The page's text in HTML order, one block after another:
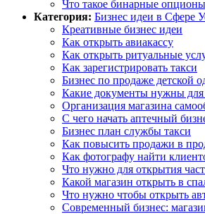
Что такое бинарные опционы
Категория: Бизнес идеи в Сфере
Креативные бизнес идеи
Как открыть авиакассу
Как открыть ритуальные
Как зарегистрировать такси
Бизнес по продаже детской
Какие документы нужны для
Организация магазина
С чего начать аптечный
Бизнес план службы такси
Как повысить продажи в
Как фотографу найти
Что нужно для открытия
Какой магазин открыть в
Что нужно чтобы открыть
Современный бизнес: